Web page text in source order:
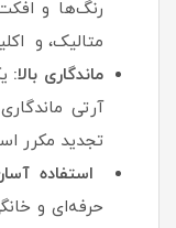
رنگ‌ها و
متالیک، و
ماندگاری بالا:
آرتی
تجدید مکرر
استفاده
حرفه‌ای و